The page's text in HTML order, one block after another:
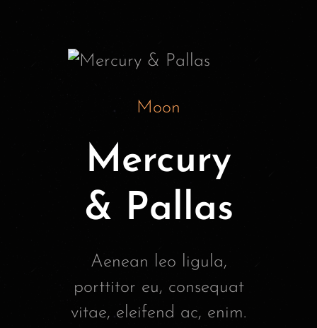
Moon
Mercury
& Pallas
Aenean leo ligula,
porttitor eu, consequat
vitae, eleifend ac, enim.